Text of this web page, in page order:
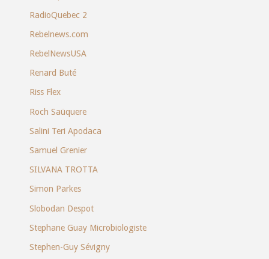
RadioQuebec 2
Rebelnews.com
RebelNewsUSA
Renard Buté
Riss Flex
Roch Saüquere
Salini Teri Apodaca
Samuel Grenier
SILVANA TROTTA
Simon Parkes
Slobodan Despot
Stephane Guay Microbiologiste
Stephen-Guy Sévigny